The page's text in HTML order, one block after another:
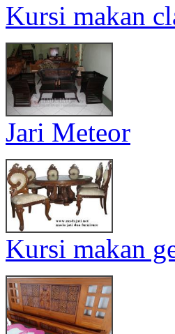
Kursi makan
Jari Meteor
Kursi makan